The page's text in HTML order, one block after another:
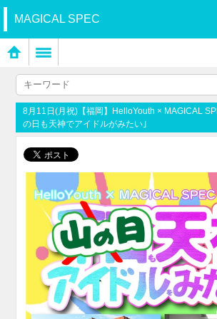
MAGICAL SPEC
8月11日(月祝)【福岡】HelloYouth × MAGICAL
の日も天神でアイドルがみたい｣